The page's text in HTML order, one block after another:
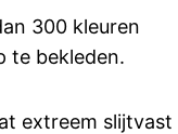
300 kleuren
te bekleden.
extreem slijtvast